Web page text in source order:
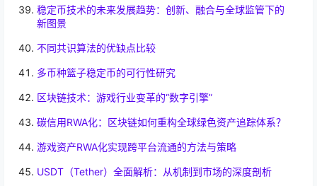
稳定币技术的未来发展趋势：创新、融合与全球监管下的
新图景
不同共识算法的优缺点比较
多币种篮子稳定币的可行性研究
区块链技术：游戏行业变革的“数字引擎”
碳信用RWA化：区块链如何重构全球绿色资产追踪体系？
游戏资产RWA化实现跨平台流通的方法与策略
USDT（Tether）全面解析：从机制到市场的深度剖析